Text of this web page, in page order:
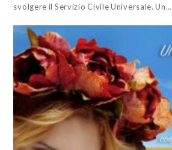
svolgere il Servizio Civile Universale. Un…